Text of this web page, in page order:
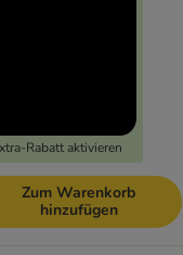
Rabatt aktivieren
Zum Warenkorb
hinzufügen